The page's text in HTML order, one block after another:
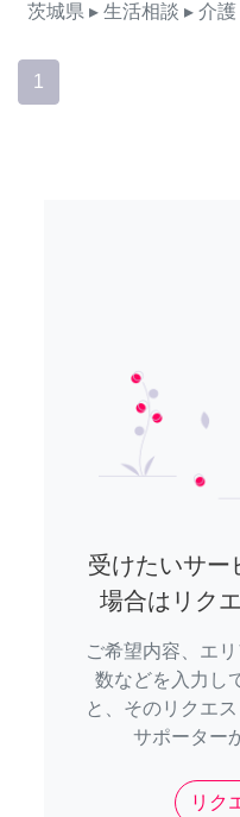
茨城県 ▸ 生活相談 ▸ 介護
1
受けたいサー
場合はリク
ご希望内容、エ
数などを入力し
と、そのリクエ
サポーター
リク